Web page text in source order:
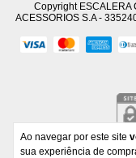
Ao navegar por este site
sua experiência de
Copyright ESCALERA
ACESSORIOS S.A -
Developed by